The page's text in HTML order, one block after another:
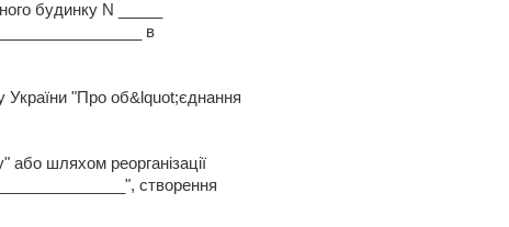
будинку N _____
в
України "Про об&lquot;єднання
або шляхом реорганізації
створення